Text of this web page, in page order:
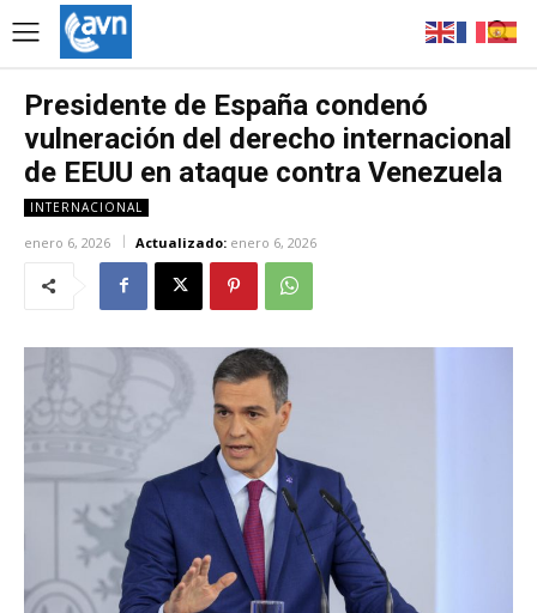
Presidente de España condenó
vulneración del derecho internacional
de EEUU en ataque contra Venezuela
INTERNACIONAL
enero 6, 2026 Actualizado: enero 6, 2026